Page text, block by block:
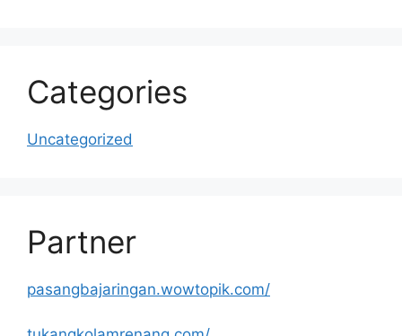
Categories
Uncategorized
Partner
pasangbajaringan.wowtopik.com/